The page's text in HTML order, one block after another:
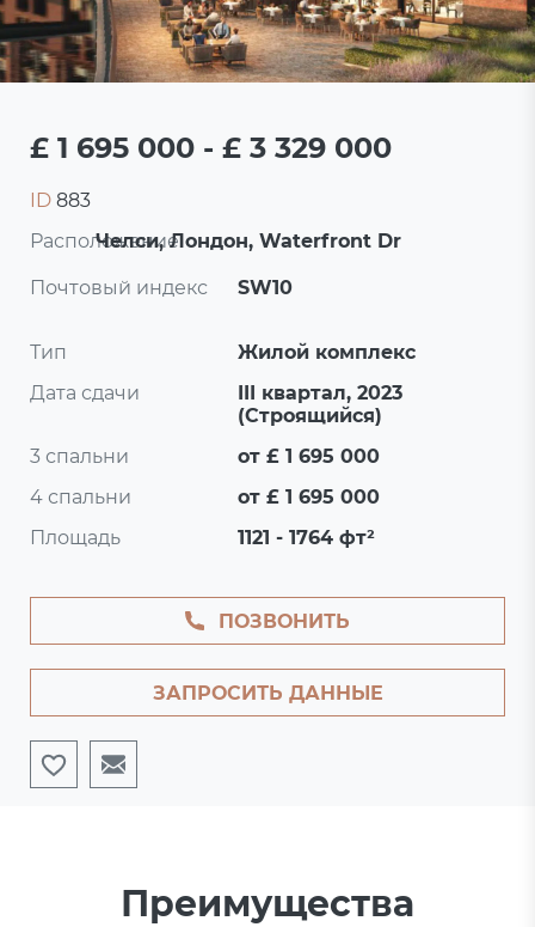
£ 1 695 000 - £ 3 329 000
ID 883
Расположение:
Челси, Лондон, Waterfront Dr
Почтовый индекс SW10
Тип
Жилой комплекс
Дата сдачи
III квартал, 2023
(Строящийся)
3 спальни
от £ 1 695 000
4 спальни
от £ 1 695 000
Площадь
1121 - 1764 фт²
ПОЗВОНИТЬ
ЗАПРОСИТЬ ДАННЫЕ
Преимущества